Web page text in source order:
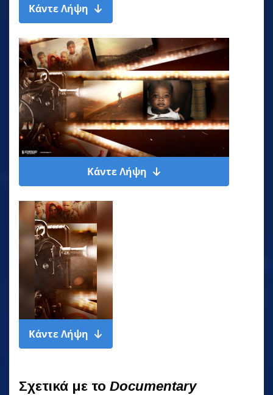
Κάντε Λήψη
Κάντε Λήψη
Κάντε Λήψη
Σχετικά με το Documentary